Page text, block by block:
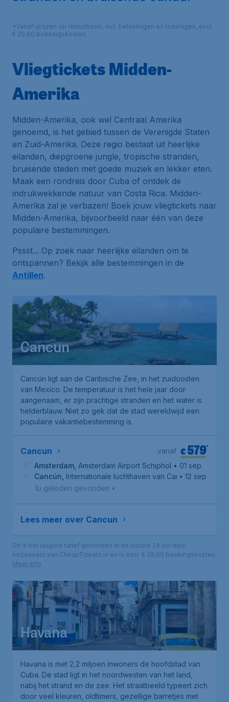
*Vanaf-prijzen op retourbasis, incl. belastingen en toeslagen, excl.
€ 29,90 boekingskosten.
Vliegtickets Midden-
Amerika
Midden-Amerika, ook wel Centraal Amerika
genoemd, is het gebied tussen de Verenigde Staten
en Zuid-Amerika. Deze regio bestaat uit heerlijke
eilanden, diepgroene jungle, tropische stranden,
bruisende steden met goede muziek en lekker eten.
Maak een rondreis door Cuba of ontdek de
indrukwekkende natuur van Costa Rica. Midden-
Amerika zal je verbazen! Boek jouw vliegtickets naar
Midden-Amerika, bijvoorbeeld naar één van deze
populaire bestemmingen.
Pssst... Op zoek naar heerlijke eilanden om te
ontspannen? Bekijk alle bestemmingen in de
Antillen.
Cancun
Cancún ligt aan de Caribische Zee, in het zuidoosten
van Mexico. De temperatuur is het hele jaar door
aangenaam, er zijn prachtige stranden en het water is
helderblauw. Niet zo gek dat de stad wereldwijd een
populaire vakantiebestemming is.
Cancun €579*
vanaf
Amsterdam Amsterdam Airport Schiphol • 01 sep
Cancún Internationale luchthaven van Cancún• 12 sep
1u geleden gevonden •
Lees meer over Cancun
Dit is het laagste tarief gevonden in de laatste 24 uur door
bezoekers van CheapTickets.nl en is excl. € 29,90 boekingskosten.
Meer info
Havana
Havana is met 2,2 miljoen inwoners de hoofdstad van
Cuba. De stad ligt in het noordwesten van het land,
nabij het strand en de zee. Het straatbeeld typeert zich
door veel kleuren, oldtimers, gezellige barretjes met